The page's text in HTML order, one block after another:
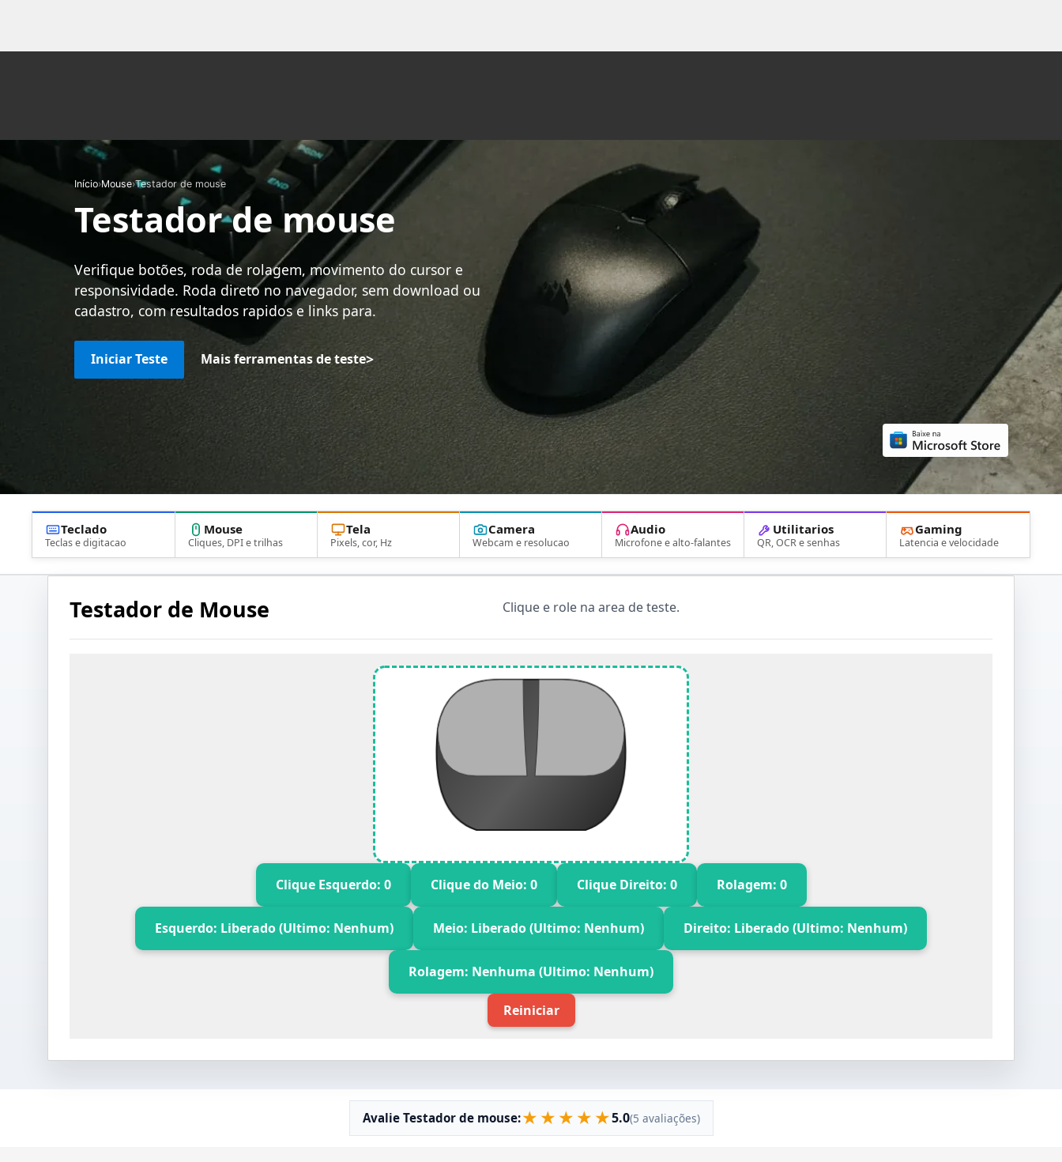
Início›Mouse›Testador de mouse
Testador de mouse
Verifique botões, roda de rolagem, movimento do cursor e
responsividade. Roda direto no navegador, sem download ou
cadastro, com resultados rapidos e links para.
Iniciar Teste Mais ferramentas de teste>
Teclado
Teclas e digitacao
Mouse
Cliques, DPI e trilhas
Tela
Pixels, cor, Hz
Camera
Webcam e resolucao
Audio
Microfone e alto-falantes
Utilitarios
QR, OCR e senhas
Gaming
Latencia e velocidade
Testador de Mouse Clique e role na area de teste.
Clique Esquerdo: 0 Clique do Meio: 0 Clique Direito: 0 Rolagem: 0
Esquerdo: Liberado (Ultimo: Nenhum) Meio: Liberado (Ultimo: Nenhum) Direito: Liberado (Ultimo: Nenhum)
Rolagem: Nenhuma (Ultimo: Nenhum)
Reiniciar
Avalie Testador de mouse:★ ★ ★ ★ ★5.0(5 avaliações)